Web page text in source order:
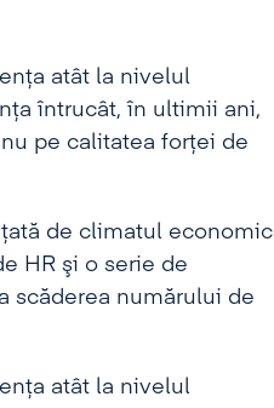
atât la nivelul
întrucât, în ultimii ani,
pe calitatea forţei de
de climatul economic
HR şi o serie de
scăderea numărului de
atât la nivelul